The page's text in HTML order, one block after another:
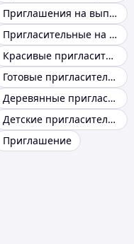
Приглашения на выпускной бал
Пригласительные на последний звонок
Красивые пригласительные на свадьбу
Готовые пригласительные
Деревянные пригласительные
Детские пригласительные
Приглашение